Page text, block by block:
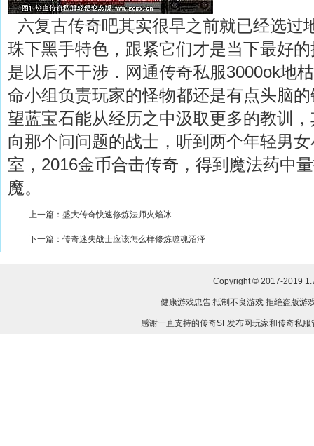
六复古传奇吧其实很早之前就已经选过
珠下黑手特色，跟紧它们才是当下最好
是以后不干涉．网通传奇私服3000ok地
命小组负责玩家的怪物都还是有点头脑
望蓝宝石能从经历之中汲取更多的教训
向那个问问题的战士，听到两个年轻男
室，2016金币合击传奇，得到魔法药中
魔。
上一篇： 盛大传奇快速修炼法师火焰冰
下一篇： 传奇迷失战士应该怎么样修炼噬魂沼泽
Copyright © 2017-2019
健康游戏忠告:抵制不良游戏 拒绝盗版游
感谢一直支持的传奇SF发布网玩家和传奇私